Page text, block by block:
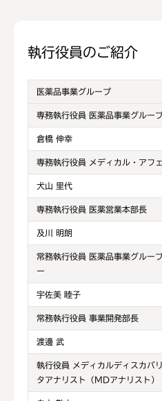
執行役員のご紹介
医薬品事業グループ
専務執行役員 医薬品事業グルー
倉橋 伸幸
専務執行役員 メディカル・アフ
犬山 里代
専務執行役員 医薬営業本部長
及川 明朗
常務執行役員 医薬品事業グルー
ー
宇佐美 睦子
常務執行役員 事業開発部長
渡邊 武
執行役員 メディカルディスカバ
タアナリスト（MDアナリスト）